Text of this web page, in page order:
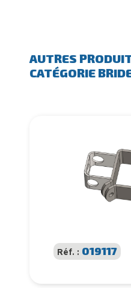
AUTRES
CATÉGORIE
Réf. : 019117